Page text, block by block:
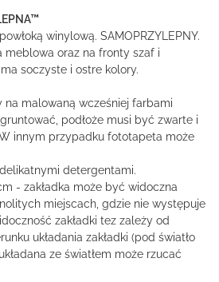
winylową. SAMOPRZYLEPNY.
meblowa oraz na fronty szaf i
soczyste i ostre kolory.
malowaną wcześniej farbami
podłoże musi być zwarte i
innym przypadku fototapeta może
detergentami.
- zakładka może być widoczna
miejscach, gdzie nie występuje
zakładki tez zależy od
układania zakładki (pod światło
ze światłem może rzucać